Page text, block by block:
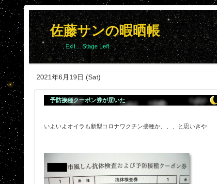
佐藤サンの暇晒帳
Exit.... Stage Left
2021年6月19日 (Sat)
予防接種クーポン券が届いた
いよいよオイラも新型コロナワクチン接種か、、、と思いきや